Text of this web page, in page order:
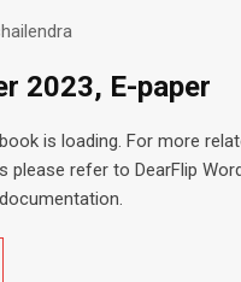
2023, E-paper
is loading. For more
please refer to DearFlip